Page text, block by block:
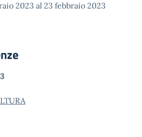
2023 al 23 febbraio 2023